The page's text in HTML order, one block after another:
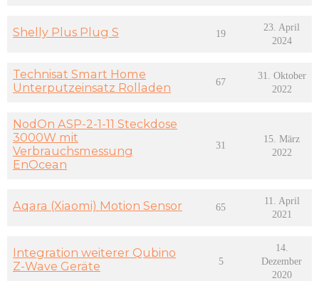
Shelly Plus Plug S 19
23. April
2024
Technisat Smart Home
Unterputzeinsatz Rolladen
67
31. Oktober
2022
NodOn ASP-2-1-11 Steckdose
3000W mit
Verbrauchsmessung
EnOcean
31
15. März
2022
Aqara (Xiaomi) Motion Sensor 65
11. April
2021
Integration weiterer Qubino
Z-Wave Geräte
5
14.
Dezember
2020